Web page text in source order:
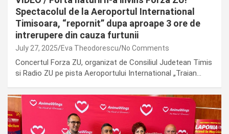
Spectacolul de la Aeroportul International
Timisoara, “repornit” dupa aproape 3 ore de
intrerupere din cauza furtunii
July 27, 2025 Eva Theodorescu No Comments
Concertul Forza ZU, organizat de Consiliul Judetean Timis
si Radio ZU pe pista Aeroportului International „Traian…